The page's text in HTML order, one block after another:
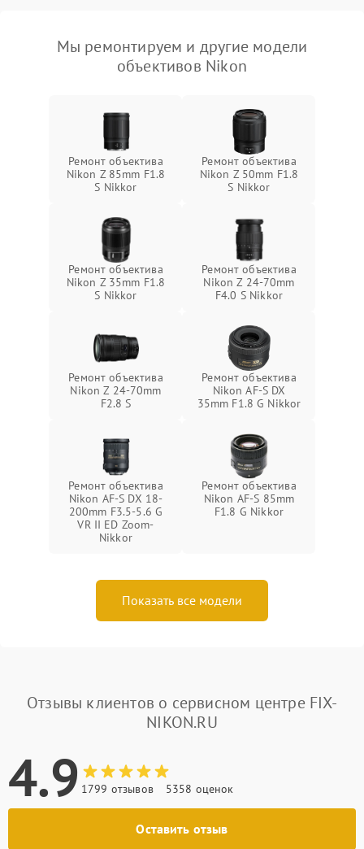
Мы ремонтируем и другие модели
объективов Nikon
Ремонт объектива
Nikon Z 85mm F1.8
S Nikkor
Ремонт объектива
Nikon Z 50mm F1.8
S Nikkor
Ремонт объектива
Nikon Z 35mm F1.8
S Nikkor
Ремонт объектива
Nikon Z 24-70mm
F4.0 S Nikkor
Ремонт объектива
Nikon Z 24-70mm
F2.8 S
Ремонт объектива
Nikon AF-S DX
35mm F1.8 G Nikkor
Ремонт объектива
Nikon AF-S DX 18-
200mm F3.5-5.6 G
VR II ED Zoom-
Nikkor
Ремонт объектива
Nikon AF-S 85mm
F1.8 G Nikkor
Показать все модели
Отзывы клиентов о сервисном центре FIX-
NIKON.RU
4.9 1799 отзывов 5358 оценок
Оставить отзыв